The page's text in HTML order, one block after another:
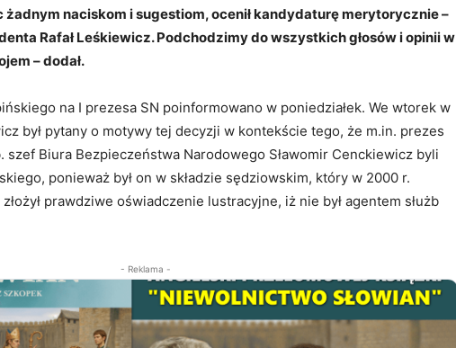
naciskom i sugestiom, ocenił kandydaturę merytorycznie –
Rafał Leśkiewicz. Podchodzimy do wszystkich głosów i opinii w
– dodał.
na I prezesa SN poinformowano w poniedziałek. We wtorek w
był pytany o motywy tej decyzji w kontekście tego, że m.in. prezes
szef Biura Bezpieczeństwa Narodowego Sławomir Cenckiewicz byli
ponieważ był on w składzie sędziowskim, który w 2000 r.
złożył prawdziwe oświadczenie lustracyjne, iż nie był agentem służb
- Reklama -